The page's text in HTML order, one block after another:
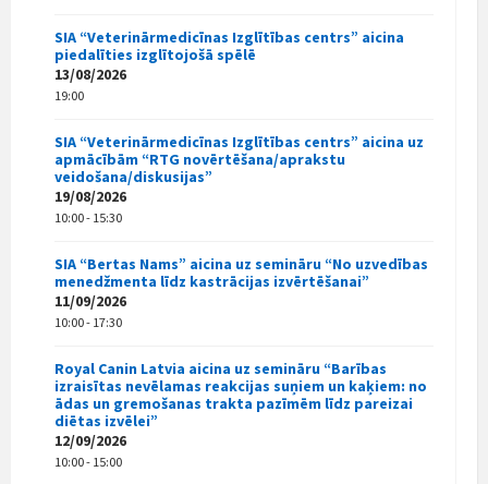
SIA “Veterinārmedicīnas Izglītības centrs” aicina
piedalīties izglītojošā spēlē
13/08/2026
19:00
SIA “Veterinārmedicīnas Izglītības centrs” aicina uz
apmācībām “RTG novērtēšana/aprakstu
veidošana/diskusijas”
19/08/2026
10:00 - 15:30
SIA “Bertas Nams” aicina uz semināru “No uzvedības
menedžmenta līdz kastrācijas izvērtēšanai”
11/09/2026
10:00 - 17:30
Royal Canin Latvia aicina uz semināru “Barības
izraisītas nevēlamas reakcijas suņiem un kaķiem: no
ādas un gremošanas trakta pazīmēm līdz pareizai
diētas izvēlei”
12/09/2026
10:00 - 15:00